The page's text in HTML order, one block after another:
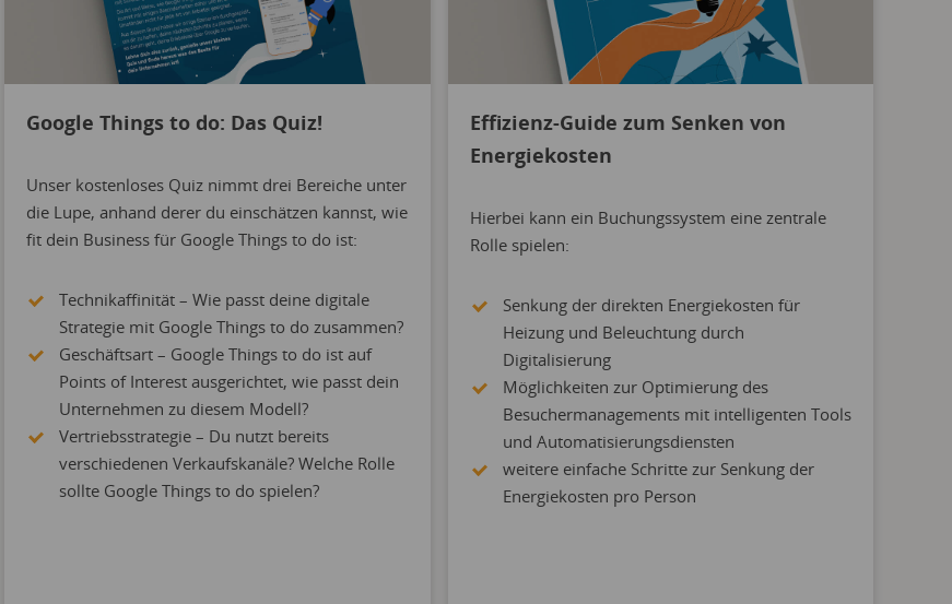
Google Things to do: Das Quiz!
Unser kostenloses Quiz nimmt drei Bereiche unter
die Lupe, anhand derer du einschätzen kannst, wie
fit dein Business für Google Things to do ist:
Technikaffinität – Wie passt deine digitale
Strategie mit Google Things to do zusammen?
Geschäftsart – Google Things to do ist auf
Points of Interest ausgerichtet, wie passt dein
Unternehmen zu diesem Modell?
Vertriebsstrategie – Du nutzt bereits
verschiedenen Verkaufskanäle? Welche Rolle
sollte Google Things to do spielen?
Effizienz-Guide zum Senken von
Energiekosten
Hierbei kann ein Buchungssystem eine zentrale
Rolle spielen:
Senkung der direkten Energiekosten für
Heizung und Beleuchtung durch
Digitalisierung
Möglichkeiten zur Optimierung des
Besuchermanagements mit intelligenten Tools
und Automatisierungsdiensten
weitere einfache Schritte zur Senkung der
Energiekosten pro Person